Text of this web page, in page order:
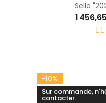
Selle
1
-10%
Sur commande,
contacter.